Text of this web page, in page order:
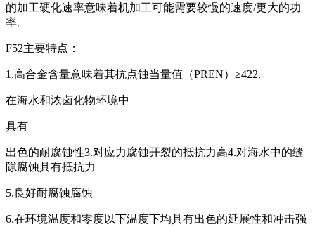
的加工硬化速率意味着机加工可能需要较慢的速度/更大的功
率。
F52主要特点：
1.高合金含量意味着其抗点蚀当量值（PREN）≥422.
在海水和浓卤化物环境中
具有
出色的耐腐蚀性3.对应力腐蚀开裂的抵抗力高4.对海水中的缝
隙腐蚀具有抵抗力
5.良好耐腐蚀腐蚀
6.在环境温度和零度以下温度下均具有出色的延展性和冲击强